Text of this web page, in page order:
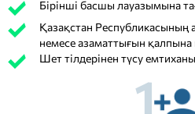
Бірінші басшы лауазымына
Қазақстан Республикасының
немесе азаматтығын қалпына
Шет тілдерінен түсу емтиханы
1